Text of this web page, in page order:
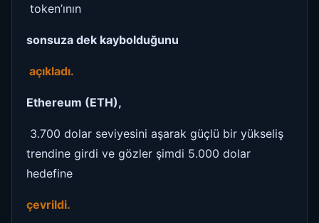
token’ının
sonsuza dek kaybolduğunu
açıkladı.
Ethereum (ETH),
3.700 dolar seviyesini aşarak güçlü bir yükseliş
trendine girdi ve gözler şimdi 5.000 dolar
hedefine
çevrildi.